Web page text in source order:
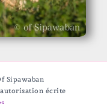
Sipawaban
écrite